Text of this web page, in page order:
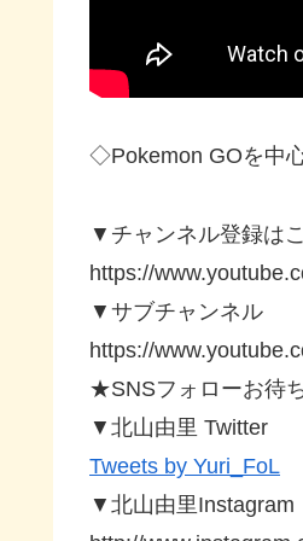
◇Pokemon GOを中
▼チャンネル登録は
https://
▼サブチャンネル
https://
★SNSフォローお待
▼北山由里 Twitter
Tweets by Yuri_FoL
▼北山由里Instagram